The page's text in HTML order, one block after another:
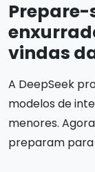
vindas
A DeepSeek
modelos de
menores.
preparam